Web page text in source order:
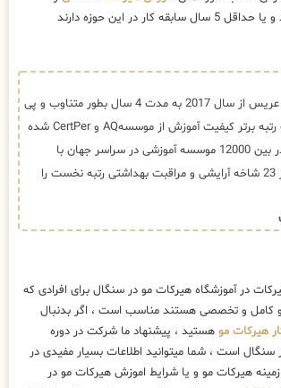
تکمیلی را گذرانده اند و یا حداقل 5 سال سابقه کار در این حوزه دارند
موسسه آموزش عالی عریس از سال 2017 به مدت 4 سال بطور متناوب و پی
در پی موفق به کسب رتبه برتر کیفیت آموزش از موسسهAQ و CertPer شده
است ، این مجموعه در بین 12000 موسسه آموزشی در سراسر جهان با
دریافت نماد مانورا در 23 شاخه آرایشی و مراقبت بهداشتی رتبه نخست را
در آموزشگاه هیرکات مو در سنگال برای افرادی که
کامل و تخصصی هستند مناسب است ، اگر بدنبال
هیرکات مو هستید ، پیشنهاد ما شرکت در دوره
است ، شما میتوانید اطلاعات بسیار مفیدی در
هیرکات مو و یا شرایط اموزش هیرکات مو در